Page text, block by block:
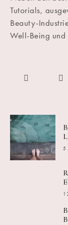
Tutorials,
Beauty-
Well-Being und